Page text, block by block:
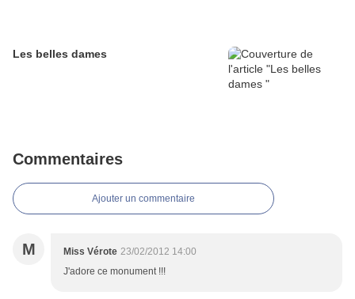
Les belles dames
Commentaires
Ajouter un commentaire
M Miss Vérote 23/02/2012 14:00
J'adore ce monument !!!